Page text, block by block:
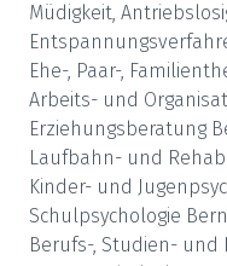
Müdigkeit,
Ehe-, Paar-,
Arbeits- und
Erziehungsberatung
Laufbahn- und
Kinder- und
Schulpsychologie Bern
Berufs-, Studien-